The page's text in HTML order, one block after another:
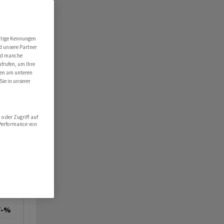
%
Kennungen
unsere Partner
manche
um Ihre
am unteren
in unserer
oder Zugriff auf
von